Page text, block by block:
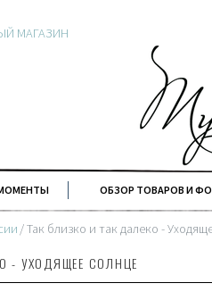
МАГАЗИН
ОБЗОР ТОВАРОВ И
Так близко и так далеко -
- УХОДЯЩЕЕ СОЛНЦЕ